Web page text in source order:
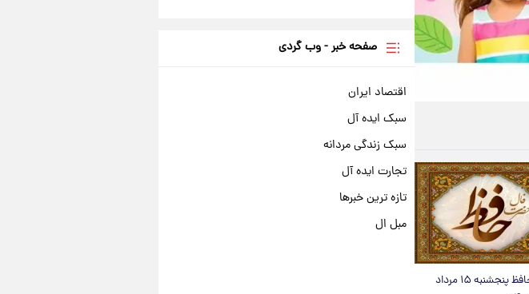
فال حافظ پنجشنبه ۱۵ مرداد
صفحه خبر - وب گردی
اقتصاد ایران
سبک ایده آل
سبک زندگی مردانه
تجارت ایده آل
تازه ترین خبرها
مبل ال